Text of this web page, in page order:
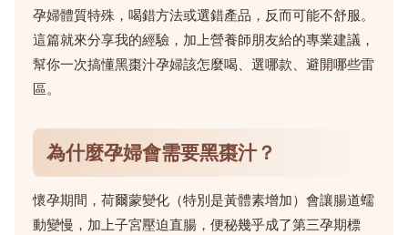
孕婦體質特殊，喝錯方法或選錯產品，反而可能不舒服。
這篇就來分享我的經驗，加上營養師朋友給的專業建議，
幫你一次搞懂黑棗汁孕婦該怎麼喝、選哪款、避開哪些雷
區。
為什麼孕婦會需要黑棗汁？
懷孕期間，荷爾蒙變化（特別是黃體素增加）會讓腸道蠕
動變慢，加上子宮壓迫直腸，便秘幾乎成了第三孕期標